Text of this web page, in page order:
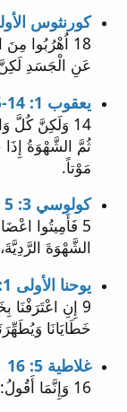
كورنثوس الأولى
18 اُهْرُبُوا
عَنِ الْجَسَدِ
يعقوب 1: 14-15
ثُمَّ الشَّهْوَةُ
مَوْتاً.
كولوسي 3: 5
5 فَأَمِيتُوا
الشَّهْوَةَ
يوحنا الأولى 1: 9
9 إِنِ
خَطَايَانَا
غلاطية 5: 16
16 وَإِنَّمَا أَقُولُ: اسْلُكُوا بِالرُّوحِ فَلاَ تُكَمِّلُوا شَهْوَةَ الْجَسَدِ.